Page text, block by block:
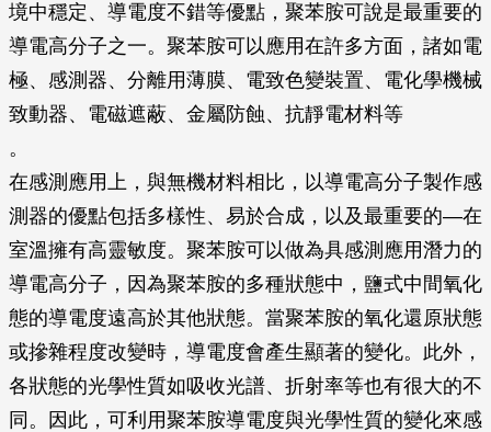
境中穩定、導電度不錯等優點，聚苯胺可說是最重要的
導電高分子之一。聚苯胺可以應用在許多方面，諸如電
極、感測器、分離用薄膜、電致色變裝置、電化學機械
致動器、電磁遮蔽、金屬防蝕、抗靜電材料等
。
在感測應用上，與無機材料相比，以導電高分子製作感
測器的優點包括多樣性、易於合成，以及最重要的—在
室溫擁有高靈敏度。聚苯胺可以做為具感測應用潛力的
導電高分子，因為聚苯胺的多種狀態中，鹽式中間氧化
態的導電度遠高於其他狀態。當聚苯胺的氧化還原狀態
或摻雜程度改變時，導電度會產生顯著的變化。此外，
各狀態的光學性質如吸收光譜、折射率等也有很大的不
同。因此，可利用聚苯胺導電度與光學性質的變化來感